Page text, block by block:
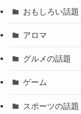
おもしろい話題
アロマ
グルメの話題
ゲーム
スポーツの話題